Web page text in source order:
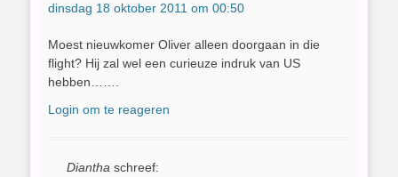
dinsdag 18 oktober 2011 om 00:50
Moest nieuwkomer Oliver alleen doorgaan in die
flight? Hij zal wel een curieuze indruk van US
hebben…….
Login om te reageren
Diantha schreef: